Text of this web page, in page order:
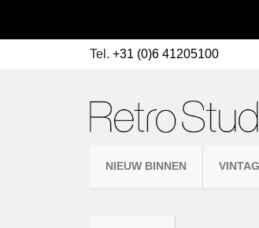
Tel. +31 (0)6 41205100
NIEUW BINNEN